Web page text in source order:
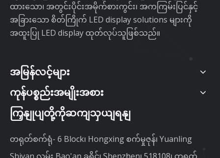
ထားသော၊ အတွင်းပိုင်းအမိုက်စားကွင်း၊ အကကြမ်းပြင်နှင့်
အခြားသော စိတ်ကြိုက် LED display solutions များကို
အထူးပြု LED display ထုတ်လုပ်သူဖြစ်သည်။
အမြန်လင့်များ
ကုန်ပစ္စည်းအမျိုးအစား
ကြှနျုပျတို့ကိုဆကျသှယျရနျ
တရုတ်စက်ရုံ- 6 Block၊ Hongxing စက်မှုဇုန်၊ Yuanling